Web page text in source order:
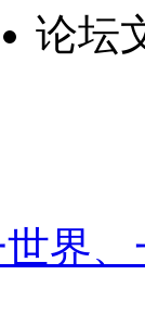
论坛
世界